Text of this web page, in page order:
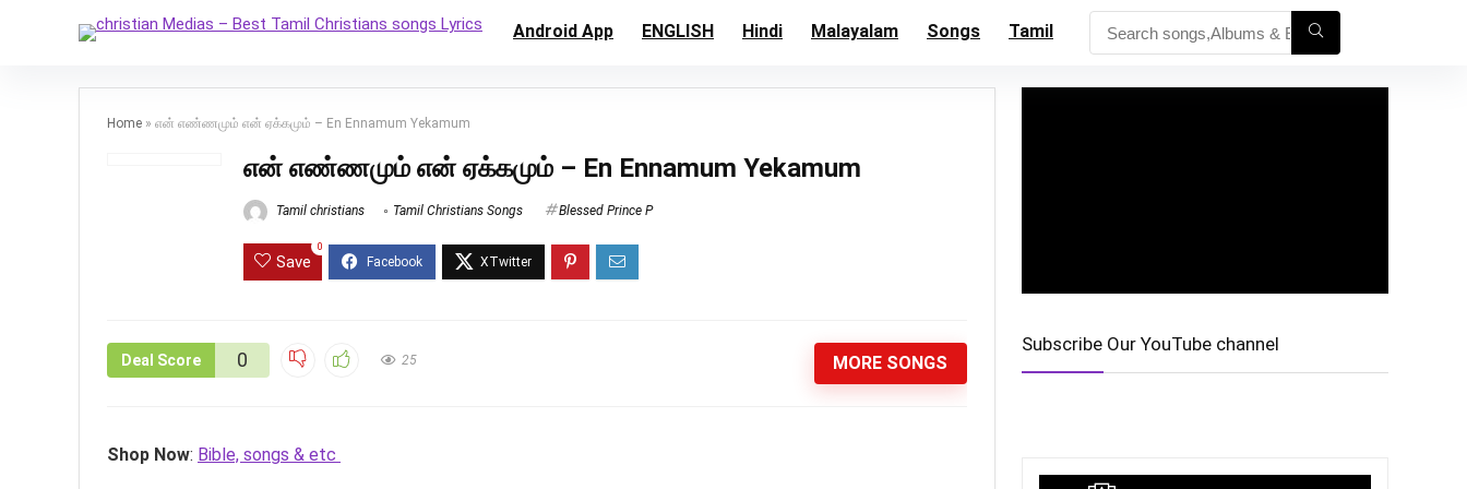
Android App ENGLISH Hindi Malayalam Songs Tamil
Home » என் எண்ணமும் என் ஏக்கமும் – En Ennamum Yekamum
என் எண்ணமும் என் ஏக்கமும் – En Ennamum Yekamum
Tamil christians Tamil Christians Songs Blessed Prince P
Save
0
Deal Score 0 25 MORE SONGS
Shop Now: Bible, songs & etc
Subscribe Our YouTube channel